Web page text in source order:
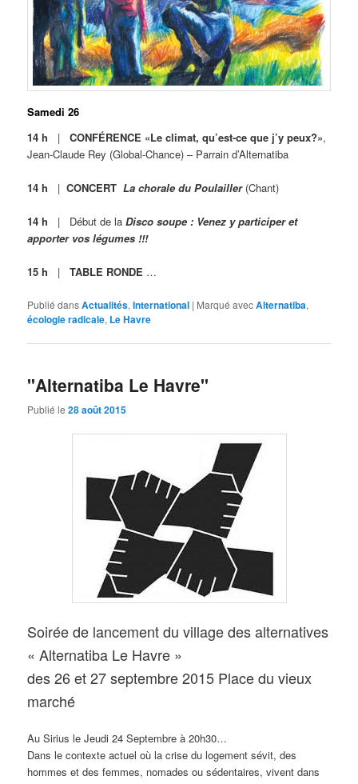
Samedi 26
14 h
|CONFÉRENCE «Le climat, qu’est-ce que j’y peux?»,
Jean-Claude Rey (Global-Chance) – Parrain d’Alternatiba
14 h |CONCERT La chorale du Poulailler (Chant)
14 h | Début de laDisco soupe : Venez y participer et
apporter vos légumes !!!
15 h | TABLE RONDE …
Publié dansActualités,International | Marqué avecAlternatiba,
écologie radicale, Le Havre
"Alternatiba Le Havre"
Publié le28 août 2015
Soirée de lancement du village des alternatives
« Alternatiba Le Havre »
des 26 et 27 septembre 2015 Place du vieux
marché
Au Sirius le Jeudi 24 Septembre à 20h30…
Dans le contexte actuel où la crise du logement sévit, des
hommes et des femmes, nomades ou sédentaires, vivent dans